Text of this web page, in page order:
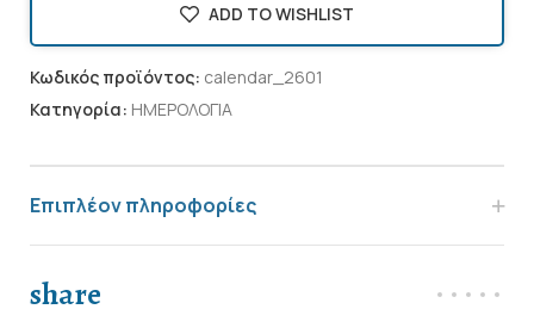
ADD TO WISHLIST
Κωδικός προϊόντος: calendar_2601
Κατηγορία: ΗΜΕΡΟΛΟΓΙΑ
Επιπλέον πληροφορίες
share